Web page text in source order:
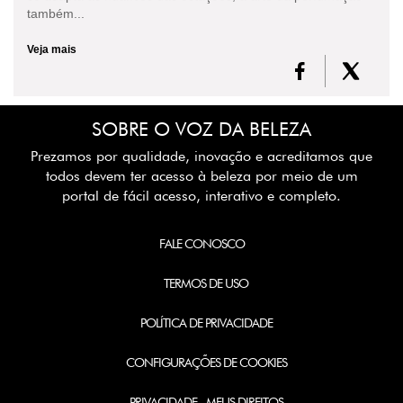
também...
Veja mais
SOBRE O VOZ DA BELEZA
Prezamos por qualidade, inovação e acreditamos que
todos devem ter acesso à beleza por meio de um
portal de fácil acesso, interativo e completo.
FALE CONOSCO
TERMOS DE USO
POLÍTICA DE PRIVACIDADE
CONFIGURAÇÕES DE COOKIES